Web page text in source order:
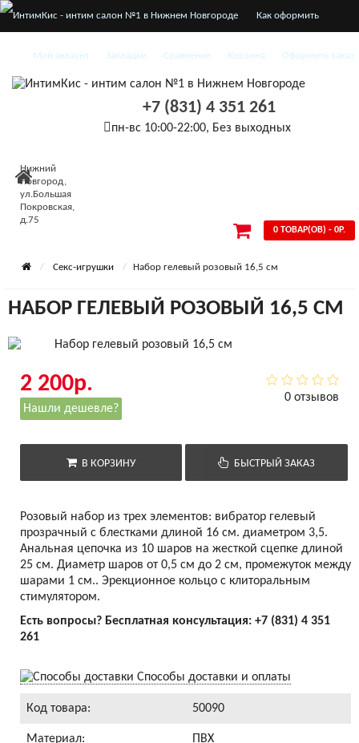
Как оформить
О нас
Доставка и оплата
Мой аккаунт Закладки Сравнение Корзина Оформить заказ
+7 (831) 4 351 261
пн-вс 10:00-22:00, Без выходных
Нижний
Новгород,
ул.Большая
Покровская,
д.75
0 ТОВАР(ОВ) - 0Р.
Секс-игрушки Набор гелевый розовый 16,5 см
НАБОР ГЕЛЕВЫЙ РОЗОВЫЙ 16,5 СМ
0 отзывов
2 200р.
Нашли дешевле?
В КОРЗИНУ БЫСТРЫЙ ЗАКАЗ
Розовый набор из трех элементов: вибратор гелевый
прозрачный с блестками длиной 16 см. диаметром 3,5.
Анальная цепочка из 10 шаров на жесткой сцепке длиной
25 см. Диаметр шаров от 0,5 см до 2 см, промежуток между
шарами 1 см.. Эрекционное кольцо с клиторальным
стимулятором.
Есть вопросы? Бесплатная консультация: +7 (831) 4 351
261
Способы доставки и оплаты
Код товара: 50090
Материал: ПВХ